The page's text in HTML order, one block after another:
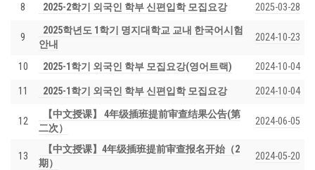
8 2025-2학기 외국인 학부 신편입학 모집요강 2025-03-28
9
2025학년도 1학기 명지대학교 교내 한국어시험
안내
2024-10-23
10 2025-1학기 외국인 학부 모집요강(영어트랙) 2024-10-04
11 2025-1학기 외국인 학부 신편입학 모집요강 2024-10-04
12
【中文授课】 4年级插班提前审查结果公告(第
二次）
2024-06-05
13
【中文授课】4年级插班提前审查报名开始（2
期）
2024-05-20